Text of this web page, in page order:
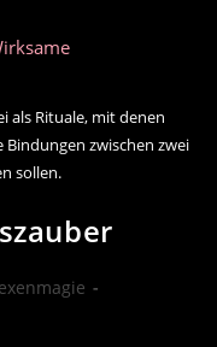
als Rituale, mit denen
zwischen zwei
sollen.